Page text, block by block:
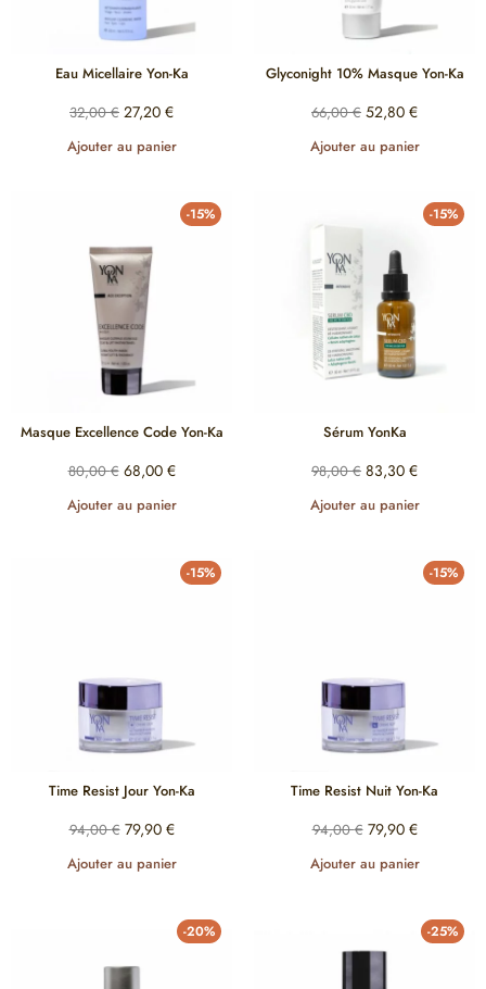
Eau Micellaire Yon-Ka
32,00€ 27,20 €
Ajouter au panier
Glyconight 10% Masque Yon-Ka
66,00€ 52,80 €
Ajouter au panier
-15%
Masque Excellence Code Yon-Ka
80,00€ 68,00 €
Ajouter au panier
-15%
Sérum YonKa
98,00€ 83,30 €
Ajouter au panier
-15%
Time Resist Jour Yon-Ka
94,00€ 79,90 €
Ajouter au panier
-15%
Time Resist Nuit Yon-Ka
94,00€ 79,90 €
Ajouter au panier
-20% -25%